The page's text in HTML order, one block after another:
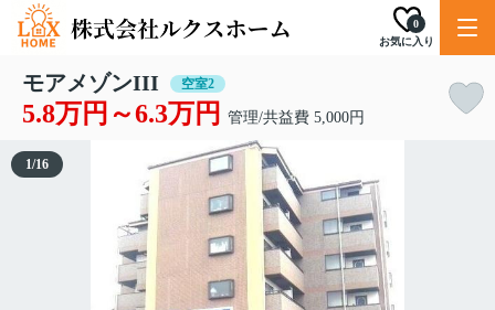
お気に入り
0
モアメゾンIII 空室2
5.8万円～6.3万円 管理/共益費 5,000円
1/16